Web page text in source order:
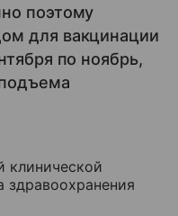
поэтому
для вакцинации
по ноябрь,
клинической